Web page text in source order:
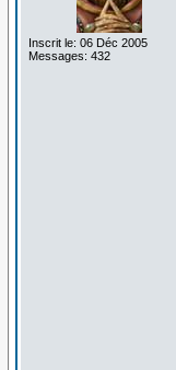
Inscrit le: 06 Déc 2005
Messages: 432